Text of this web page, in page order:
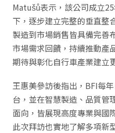
Matušů表示，該公司成立
下，逐步建立完整的垂直整
製造到市場銷售皆具備完善
市場需求回饋，持續推動產
期待與彰化自行車產業建立
王惠美參訪後指出，BFI每
台，並在智慧製造、品質管
面向，皆展現高度專業與國
此次拜訪也實地了解多項新